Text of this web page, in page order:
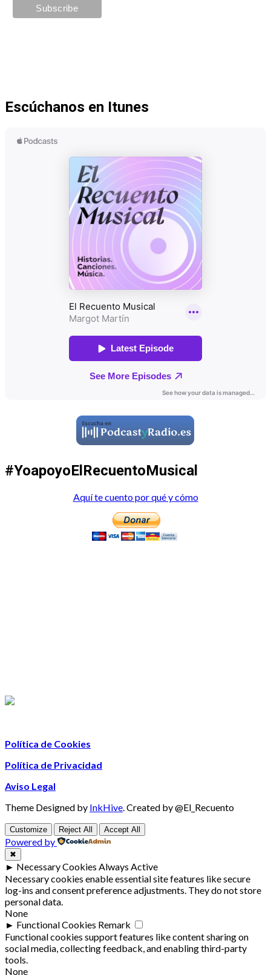
Escúchanos en Itunes
#YoapoyoElRecuentoMusical
Aquí te cuento por qué y cómo
Política de Cookies
Política de Privacidad
Aviso Legal
Theme Designed by InkHive Created by @El_Recuento
Customize Reject All Accept All
Powered by
✖
► Necessary Cookies Always Active
Necessary cookies enable essential site features like secure
log-ins and consent preference adjustments. They do not store
personal data.
None
► Functional Cookies Remark
Functional cookies support features like content sharing on
social media, collecting feedback, and enabling third-party
tools.
None